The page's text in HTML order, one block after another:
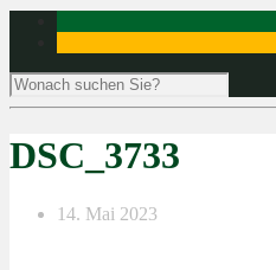
DSC_3733
14. Mai 2023